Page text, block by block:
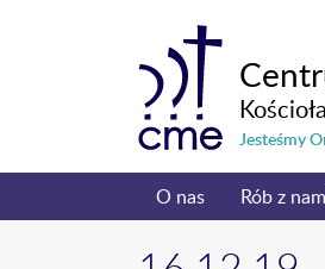
Jesteśmy
O nas Rób z